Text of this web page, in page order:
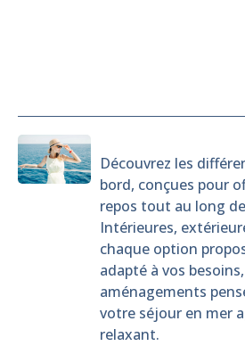
Découvrez les
bord, conçues pour
repos tout au long
Intérieures,
chaque option
adapté à vos
aménagements
votre séjour en mer
relaxant.